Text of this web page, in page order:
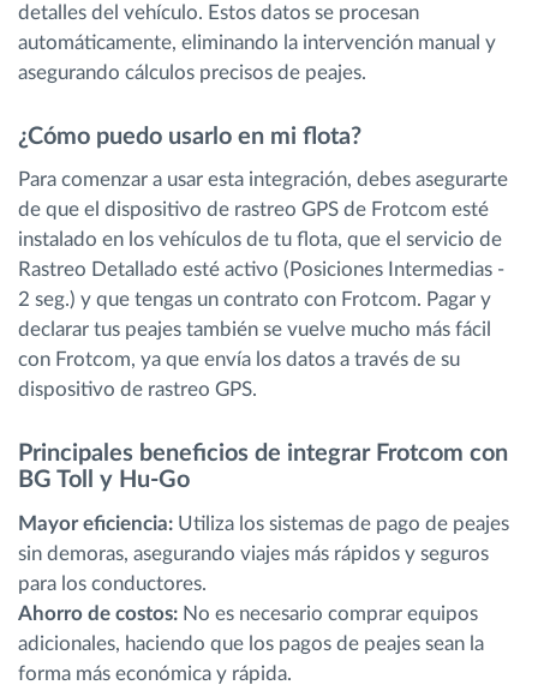
detalles del vehículo. Estos datos se procesan
automáticamente, eliminando la intervención manual y
asegurando cálculos precisos de peajes.
¿Cómo puedo usarlo en mi flota?
Para comenzar a usar esta integración, debes asegurarte
de que el dispositivo de rastreo GPS de Frotcom esté
instalado en los vehículos de tu flota, que el servicio de
Rastreo Detallado esté activo (Posiciones Intermedias -
2 seg.) y que tengas un contrato con Frotcom. Pagar y
declarar tus peajes también se vuelve mucho más fácil
con Frotcom, ya que envía los datos a través de su
dispositivo de rastreo GPS.
Principales beneficios de integrar Frotcom con
BG Toll y Hu-Go
Mayor eficiencia: Utiliza los sistemas de pago de peajes
sin demoras, asegurando viajes más rápidos y seguros
para los conductores.
Ahorro de costos: No es necesario comprar equipos
adicionales, haciendo que los pagos de peajes sean la
forma más económica y rápida.